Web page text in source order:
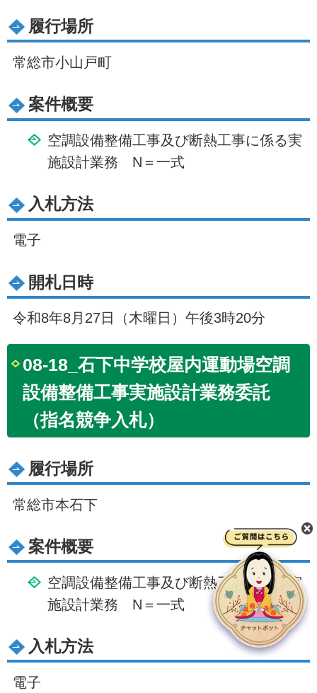
履行場所
常総市小山戸町
案件概要
空調設備整備工事及び断熱工事に係る実
施設計業務 N＝一式
入札方法
電子
開札日時
令和8年8月27日（木曜日）午後3時20分
08-18_石下中学校屋内運動場空調
設備整備工事実施設計業務委託
（指名競争入札）
履行場所
常総市本石下
案件概要
空調設備整備工事及び断熱工事に係る実
施設計業務 N＝一式
入札方法
電子